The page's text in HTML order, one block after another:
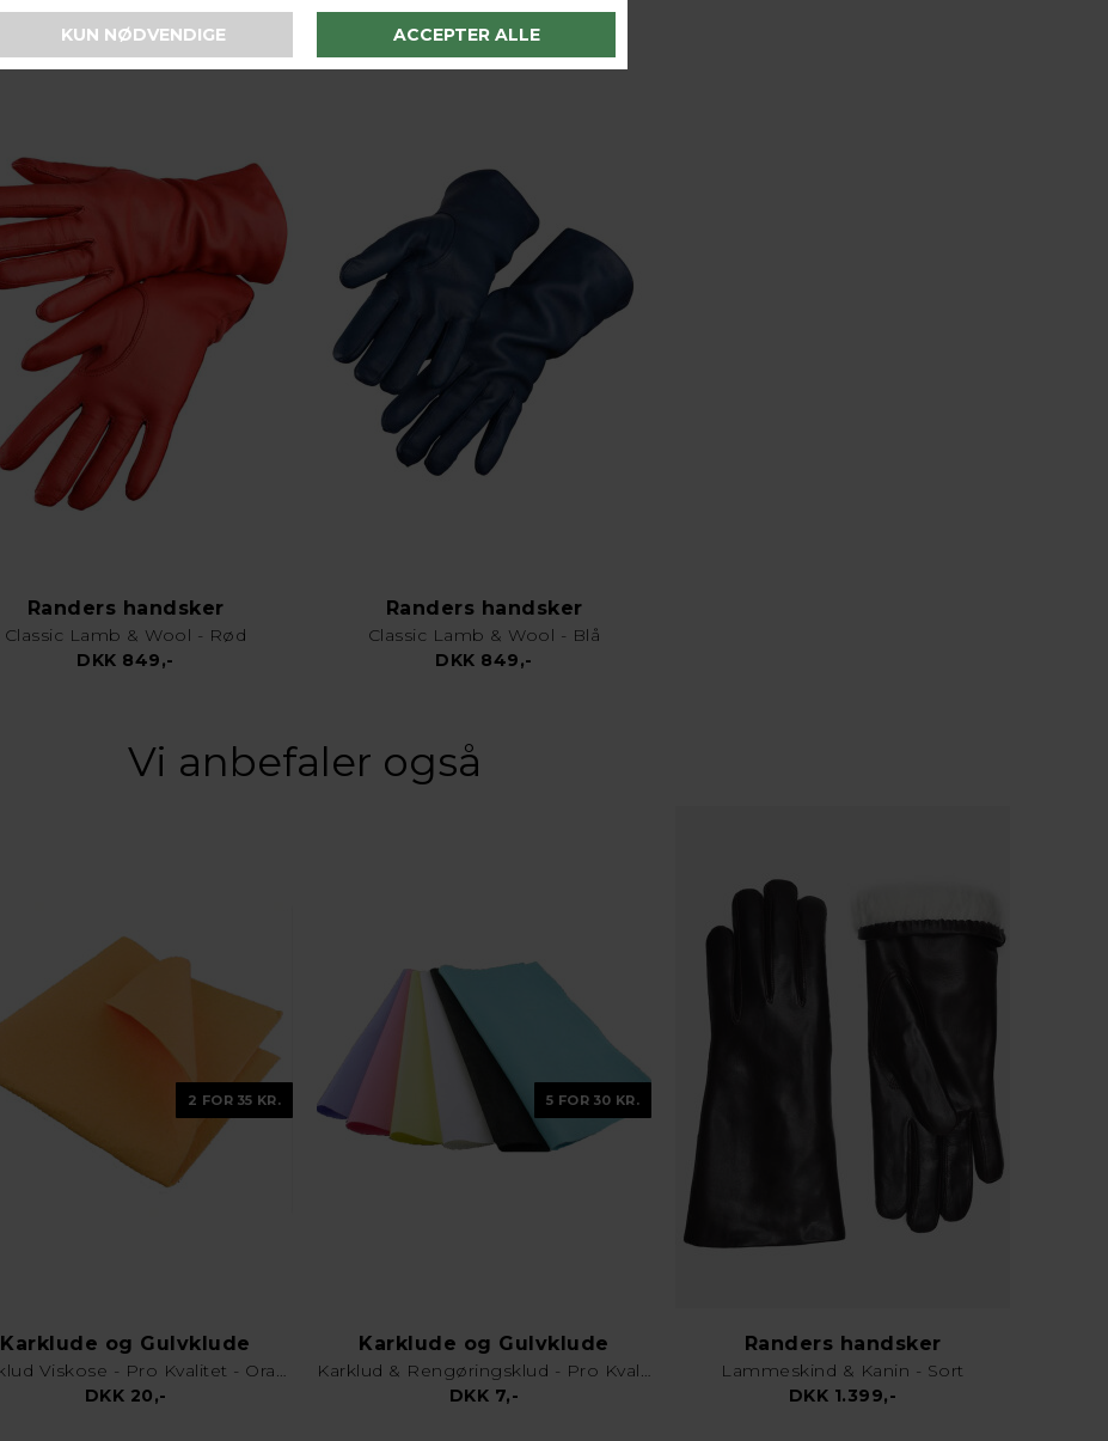
I samme serie
Randers handsker
Classic Lamb & Wool - Rød
DKK 849,-
Randers handsker
Classic Lamb & Wool - Blå
DKK 849,-
Vi anbefaler også
2 FOR 35 KR.
Karklude og Gulvklude
Gulvklud Viskose - Pro Kvalitet - Orange
DKK 20,-
5 FOR 30 KR.
Karklude og Gulvklude
Karklud & Rengøringsklud - Pro Kvalitet - Valgfri Farve
DKK 7,-
Randers handsker
Lammeskind & Kanin - Sort
DKK 1.399,-